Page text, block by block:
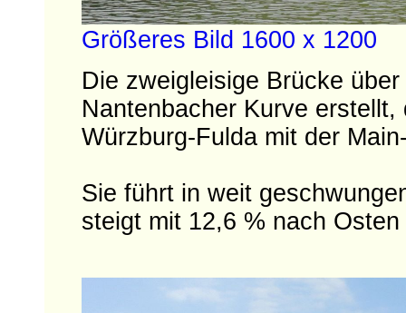
Größeres Bild 1600 x 1200
Die zweigleisige Brücke
Nantenbacher Kurve
Würzburg-Fulda mit der
Sie führt in weit
steigt mit 12,6 % nach